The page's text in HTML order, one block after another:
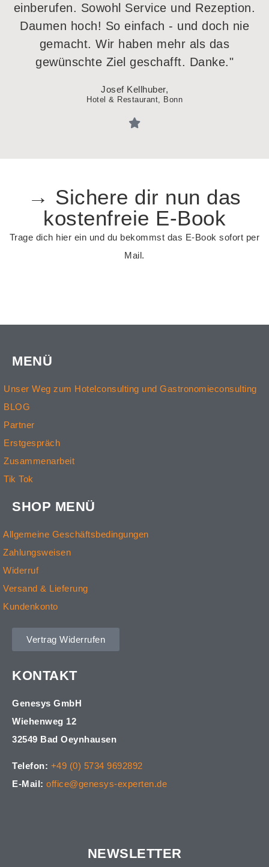
einberufen. Sowohl Service und Rezeption.
Daumen hoch! So einfach - und doch nie
gemacht. Wir haben mehr als das
gewünschte Ziel geschafft. Danke."
Josef Kellhuber,
Hotel & Restaurant, Bonn
→ Sichere dir nun das
kostenfreie E-Book
Trage dich hier ein und du bekommst das E-Book sofort per
Mail.
MENÜ
Unser Weg zum Hotelconsulting und Gastronomieconsulting
BLOG
Partner
Erstgespräch
Zusammenarbeit
Tik Tok
SHOP MENÜ
Allgemeine Geschäftsbedingungen
Zahlungsweisen
Widerruf
Versand & Lieferung
Kundenkonto
Vertrag Widerrufen
KONTAKT
Genesys GmbH
Wiehenweg 12
32549 Bad Oeynhausen
Telefon: +49 (0) 5734 9692892
E-Mail: office@genesys-experten.de
NEWSLETTER